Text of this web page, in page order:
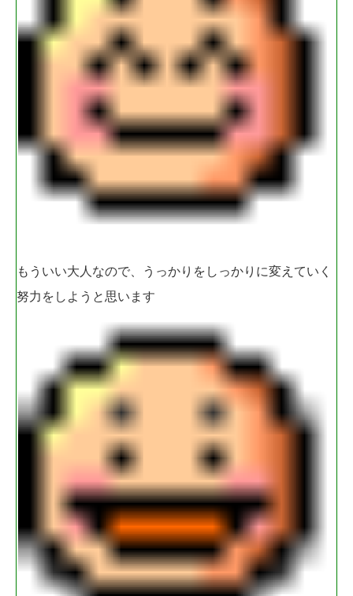
もういい大人なので、うっかりをしっかりに変えていく
努力をしようと思います